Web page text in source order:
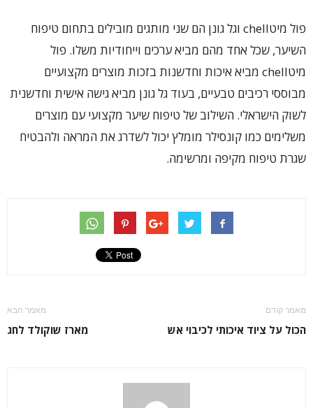
פול מיטchell וגל גונן הם שני מותגים מובילים בתחום טיפוח
השיער, שכל אחד מהם מביא ערכים וייחודיות משלו. פול
מיטchell מביא איכות וחדשנות בזכות מוצרים מקצועיים
מבוססי רכיבים טבעיים, בעוד גל גונן מביא גישה אישית וחדשנית
לשוק הישראלי. השילוב של טיפוח שיער מקצועי עם מוצרים
משלימים כמו קונסילר מומלץ יכול לשדרג את המראה ולהבטיח
שגרת טיפוח מקיפה ומרשימה.
מאמר קודם
הכול על ציוד איכותי לכיבוי אש
מאמר הבא
מארז שוקולד לחג